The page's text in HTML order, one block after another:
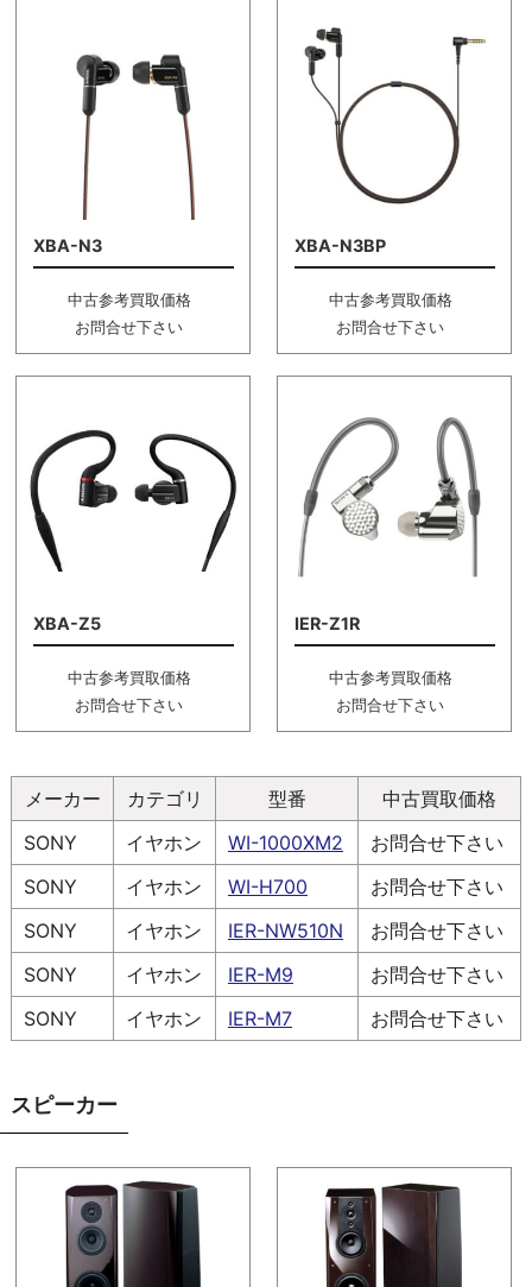
XBA-N3
中古参考買取価格
お問合せ下さい
XBA-N3BP
中古参考買取価格
お問合せ下さい
XBA-Z5
中古参考買取価格
お問合せ下さい
IER-Z1R
中古参考買取価格
お問合せ下さい
メーカー カテゴリ 型番
中古買取価格
SONY
イヤホン WI-1000XM2
お問合せ下さい
SONY
イヤホン WI-H700
お問合せ下さい
SONY
イヤホン IER-NW510N
お問合せ下さい
SONY
イヤホン IER-M9
お問合せ下さい
SONY
イヤホン IER-M7 お問合せ下さい
スピーカー